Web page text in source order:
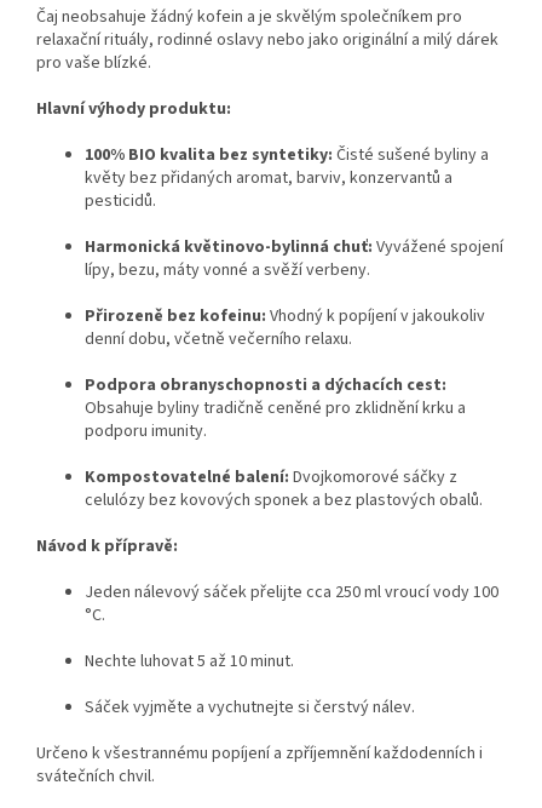
Čaj neobsahuje žádný kofein a je skvělým společníkem pro
relaxační rituály, rodinné oslavy nebo jako originální a milý dárek
pro vaše blízké.
Hlavní výhody produktu:
100% BIO kvalita bez syntetiky: Čisté sušené byliny a
květy bez přidaných aromat, barviv, konzervantů a
pesticidů.
Harmonická květinovo-bylinná chuť: Vyvážené spojení
lípy, bezu, máty vonné a svěží verbeny.
Přirozeně bez kofeinu: Vhodný k popíjení v jakoukoliv
denní dobu, včetně večerního relaxu.
Podpora obranyschopnosti a dýchacích cest:
Obsahuje byliny tradičně ceněné pro zklidnění krku a
podporu imunity.
Kompostovatelné balení: Dvojkomorové sáčky z
celulózy bez kovových sponek a bez plastových obalů.
Návod k přípravě:
Jeden nálevový sáček přelijte cca 250 mlvroucí vody100
°C.
Nechte luhovat 5 až 10 minut.
Sáček vyjměte a vychutnejte si čerstvý nálev.
Určeno k všestrannému popíjení a zpříjemnění každodenních i
svátečních chvil.